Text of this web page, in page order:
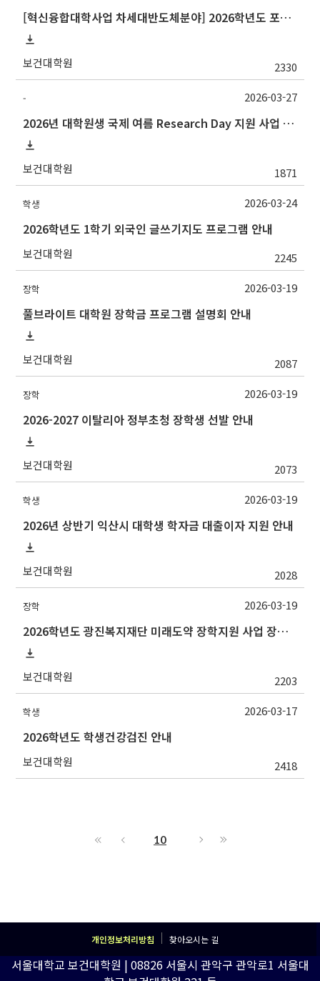
[혁신융합대학사업 차세대반도체분야] 2026학년도 포항공과대학교 하계 계절학기 교류 수학 안내
보건대학원 2330
-
2026년 대학원생 국제 여름 Research Day 지원 사업 안내
보건대학원 1871
2026-03-27
학생
2026학년도 1학기 외국인 글쓰기지도 프로그램 안내
보건대학원 2245
2026-03-24
장학
풀브라이트 대학원 장학금 프로그램 설명회 안내
보건대학원 2087
2026-03-19
장학
2026-2027 이탈리아 정부초청 장학생 선발 안내
보건대학원 2073
2026-03-19
학생
2026년 상반기 익산시 대학생 학자금 대출이자 지원 안내
보건대학원 2028
2026-03-19
장학
2026학년도 광진복지재단 미래도약 장학지원 사업 장학금 안내
보건대학원 2203
2026-03-19
학생
2026학년도 학생건강검진 안내
보건대학원 2418
2026-03-17
10
개인정보처리방침 찾아오시는 길
서울대학교 보건대학원 | 08826 서울시 관악구 관악로1 서울대